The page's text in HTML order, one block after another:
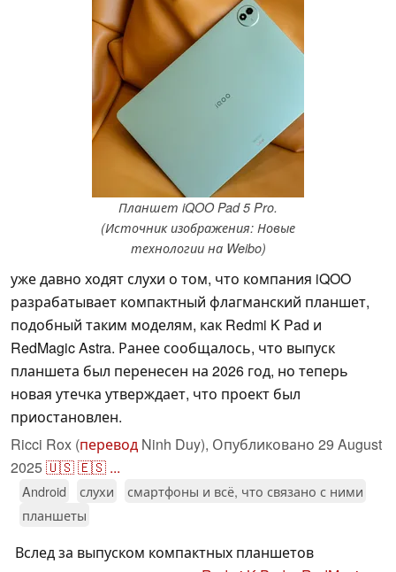
Планшет iQOO Pad 5 Pro.
(Источник изображения: Новые
технологии на Weibo)
уже давно ходят слухи о том, что компания iQOO
разрабатывает компактный флагманский планшет,
подобный таким моделям, как Redmi K Pad и
RedMagic Astra. Ранее сообщалось, что выпуск
планшета был перенесен на 2026 год, но теперь
новая утечка утверждает, что проект был
приостановлен.
Ricci Rox (перевод Ninh Duy), Опубликовано 29 August
2025🇺🇸🇪🇸 ...
Android слухи
смартфоны и всё, что связано с ними
планшеты
Вслед за выпуском компактных планшетов